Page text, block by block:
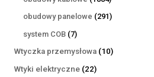
produkty
obudowy panelowe 291291
system COB 77
produktów
Wtyczka przemysłowa 1010
Wtyki elektryczne 2222